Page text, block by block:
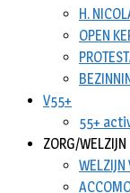
H.
OPEN
V55+
55+
ZORG/WELZIJN
WELZIJN